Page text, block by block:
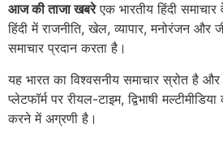
आज की ताजा खबरेएक भारतीय हिंदी
हिंदी में राजनीति, खेल, व्यापार, मनोरंजन और
समाचार प्रदान करता है।
यह भारत का विश्वसनीय समाचार स्रोत है
प्लेटफॉर्म पर रीयल-टाइम, द्विभाषी
करने में अग्रणी है।